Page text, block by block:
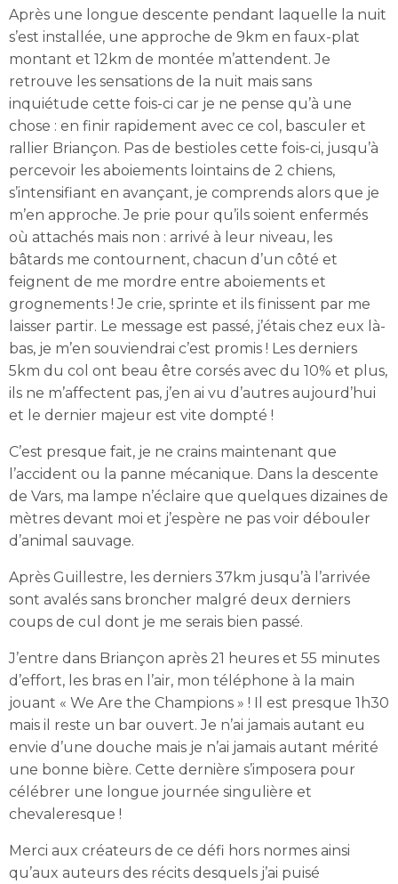
Après une longue descente pendant laquelle la nuit
s’est installée, une approche de 9km en faux-plat
montant et 12km de montée m’attendent. Je
retrouve les sensations de la nuit mais sans
inquiétude cette fois-ci car je ne pense qu’à une
chose : en finir rapidement avec ce col, basculer et
rallier Briançon. Pas de bestioles cette fois-ci, jusqu’à
percevoir les aboiements lointains de 2 chiens,
s’intensifiant en avançant, je comprends alors que je
m’en approche. Je prie pour qu’ils soient enfermés
où attachés mais non : arrivé à leur niveau, les
bâtards me contournent, chacun d’un côté et
feignent de me mordre entre aboiements et
grognements ! Je crie, sprinte et ils finissent par me
laisser partir. Le message est passé, j’étais chez eux là-
bas, je m’en souviendrai c’est promis ! Les derniers
5km du col ont beau être corsés avec du 10% et plus,
ils ne m’affectent pas, j’en ai vu d’autres aujourd’hui
et le dernier majeur est vite dompté !
C’est presque fait, je ne crains maintenant que
l’accident ou la panne mécanique. Dans la descente
de Vars, ma lampe n’éclaire que quelques dizaines de
mètres devant moi et j’espère ne pas voir débouler
d’animal sauvage.
Après Guillestre, les derniers 37km jusqu’à l’arrivée
sont avalés sans broncher malgré deux derniers
coups de cul dont je me serais bien passé.
J’entre dans Briançon après 21 heures et 55 minutes
d’effort, les bras en l’air, mon téléphone à la main
jouant « We Are the Champions » ! Il est presque 1h30
mais il reste un bar ouvert. Je n’ai jamais autant eu
envie d’une douche mais je n’ai jamais autant mérité
une bonne bière. Cette dernière s’imposera pour
célébrer une longue journée singulière et
chevaleresque !
Merci aux créateurs de ce défi hors normes ainsi
qu’aux auteurs des récits desquels j’ai puisé